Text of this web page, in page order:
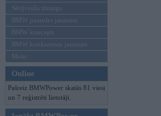
Sērijveida tūnings
BMW pasaules jaunumi
BMW koncepti
BMW konkurentu jaunumi
Moto
Online
Pašreiz BMWPower skatās 81 viesi
un 7 reģistrēti lietotāji.